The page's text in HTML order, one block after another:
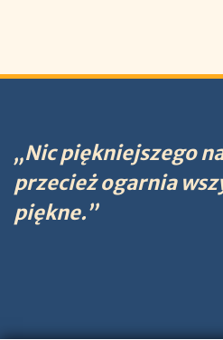
„Nic piękniejszego
przecież ogarnia
piękne.”